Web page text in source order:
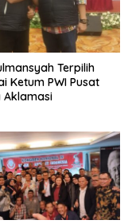
Terpilih
Ketum PWI Pusat
Aklamasi